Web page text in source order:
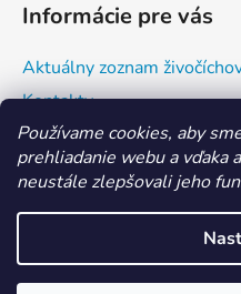
Používame cookies, aby
prehliadanie webu a vďaka
neustále zlepšovali jeho
Informácie pre vás
Aktuálny zoznam
Kontakty
Doprava a ako nakupovať
Všeobecné obchodné